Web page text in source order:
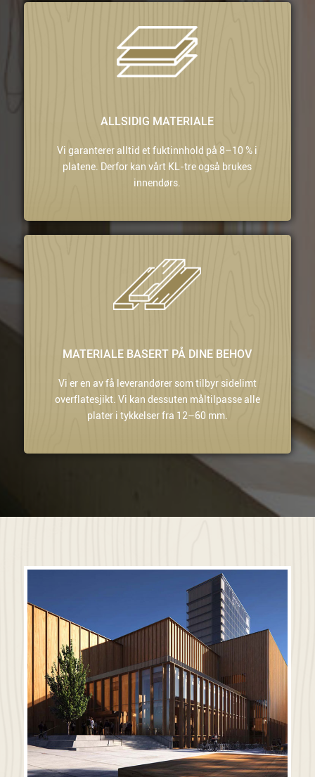
ALLSIDIG MATERIALE
Vi garanterer alltid et fuktinnhold på 8–10 % i
platene. Derfor kan vårt KL-tre også brukes
innendørs.
MATERIALE BASERT PÅ DINE BEHOV
Vi er en av få leverandører som tilbyr sidelimt
overflatesjikt. Vi kan dessuten måltilpasse alle
plater i tykkelser fra 12–60 mm.